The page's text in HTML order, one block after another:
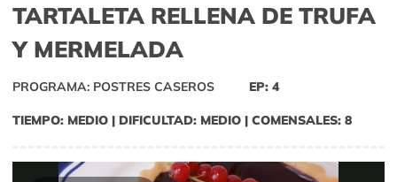
TARTALETA RELLENA DE TRUFA
Y MERMELADA
PROGRAMA: POSTRES CASEROS EP: 4
TIEMPO: MEDIO | DIFICULTAD: MEDIO | COMENSALES: 8